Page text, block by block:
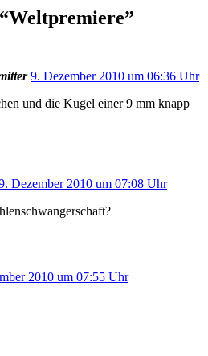
Weltpremiere”
9. Dezember 2010 um 06:36 Uhr
und die Kugel einer 9 mm knapp
Dezember 2010 um 07:08 Uhr
2010 um 07:55 Uhr